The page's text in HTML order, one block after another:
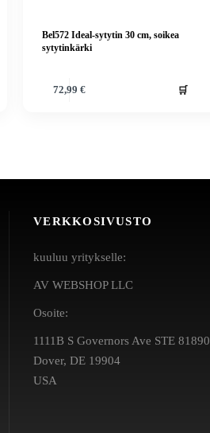
Bel572 Ideal-sytytin 30 cm, soikea
sytytinkärki
72,99 € 🛒
VERKKOSIVUSTO
kuuluu yritykselle:
AV WEBSHOP LLC
Osoite:
1111B S Governors Ave STE 81890
Dover, DE 19904
USA